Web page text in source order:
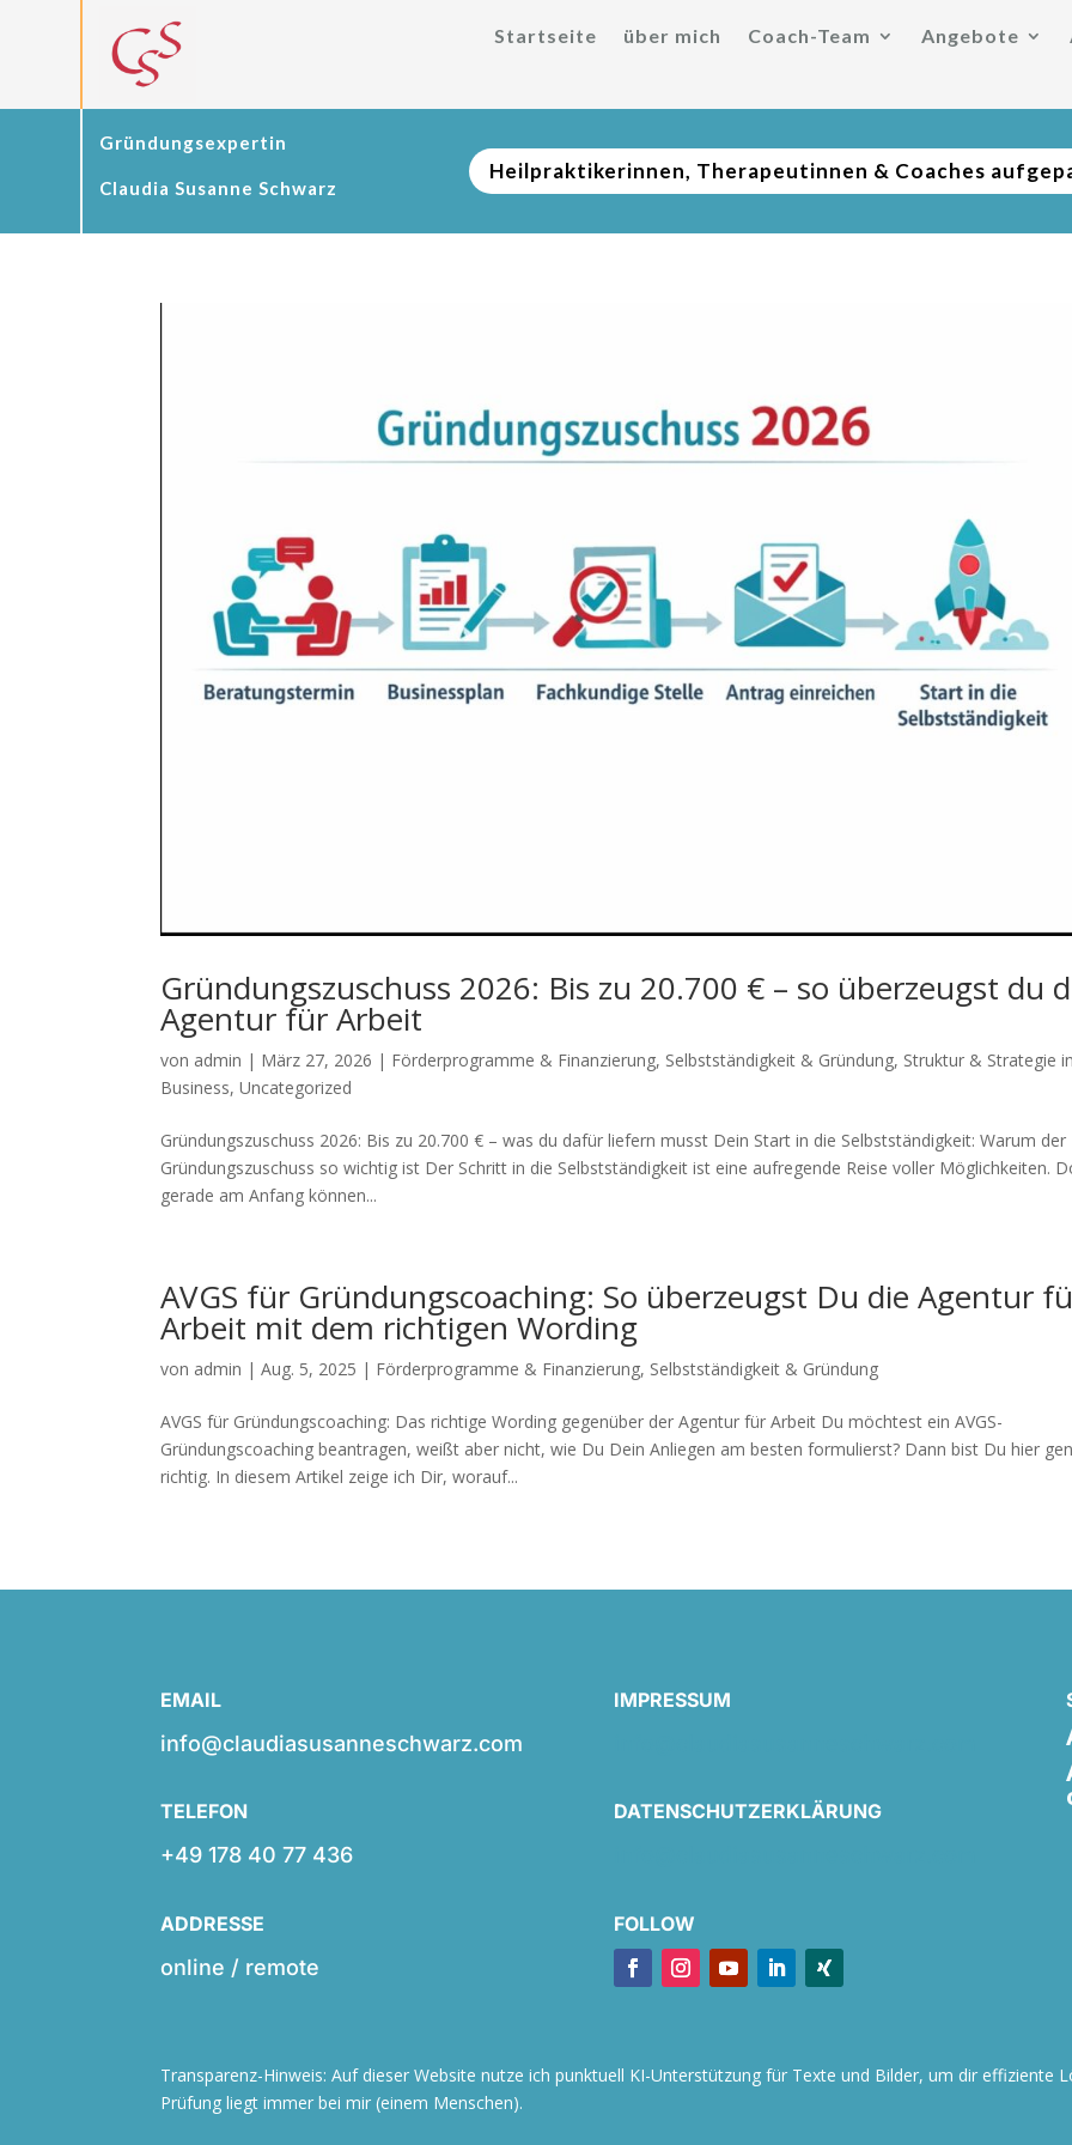
Startseite über mich Coach-Team Angebote
Gründungsexpertin
Claudia Susanne Schwarz
Heilpraktikerinnen, Therapeutinnen & Coaches
Gründungszuschuss 2026: Bis zu 20.700 € – so überzeugst du
Agentur für Arbeit
von admin | März 27, 2026 | Förderprogramme & Finanzierung, Selbstständigkeit & Gründung, Struktur & Strategie
Business,Uncategorized
Gründungszuschuss 2026: Bis zu 20.700 € – was du dafür liefern musst Dein Start in die Selbstständigkeit: Warum der
Gründungszuschuss so wichtig ist Der Schritt in die Selbstständigkeit ist eine aufregende Reise voller Möglichkeiten.
gerade am Anfang können...
AVGS für Gründungscoaching: So überzeugst Du die Agentur
Arbeit mit dem richtigen Wording
von admin |Aug. 5, 2025 | Förderprogramme & Finanzierung, Selbstständigkeit & Gründung
AVGS für Gründungscoaching: Das richtige Wording gegenüber der Agentur für Arbeit Du möchtest ein AVGS-
Gründungscoaching beantragen, weißt aber nicht, wie Du Dein Anliegen am besten formulierst? Dann bist Du hier
richtig. In diesem Artikel zeige ich Dir, worauf...
EMAIL
info@claudiasusanneschwarz.com
TELEFON
+49 178 40 77 436
ADDRESSE
online / remote
IMPRESSUM
DATENSCHUTZERKLÄRUNG
FOLLOW
Transparenz-Hinweis: Auf dieser Website nutze ich punktuell KI-Unterstützung für Texte und Bilder, um dir effiziente
Prüfung liegt immer bei mir (einem Menschen).